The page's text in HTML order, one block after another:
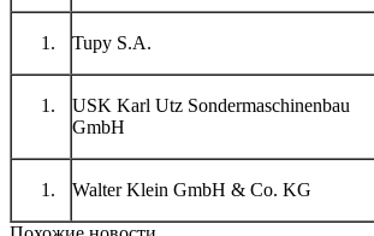
Tupy S.A.
USK Karl Utz Sondermaschinenbau
GmbH
Walter Klein GmbH & Co. KG